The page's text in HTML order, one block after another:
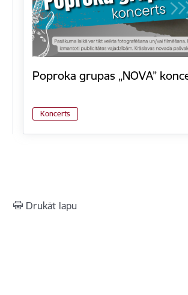
Poproka grupas „NOVA”
Koncerts
Drukāt lapu